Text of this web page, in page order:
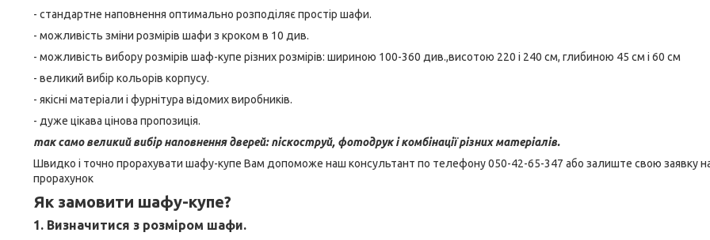
- стандартне наповнення оптимально розподіляє простір шафи.
- можливість зміни розмірів шафи з кроком в 10 див.
- можливість вибору розмірів шаф-купе різних розмірів: шириною 100-360 див.,висотою 220 і 240 см, глибиною 45 см і 60 см
- великий вибір кольорів корпусу.
- якісні матеріали і фурнітура відомих виробників.
- дуже цікава цінова пропозиція.
так само великий вибір наповнення дверей: піскоструй, фотодрук і комбінації різних матеріалів.
Швидко і точно прорахувати шафу-купе Вам допоможе наш консультант по телефону 050-42-65-347 або залиште свою заявку
прорахунок
Як замовити шафу-купе?
1. Визначитися з розміром шафи.